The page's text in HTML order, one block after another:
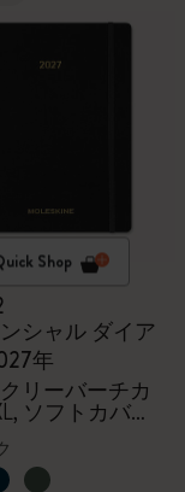
Shop
シャル ダイア
年
リーバーチカ
ソフトカバー,